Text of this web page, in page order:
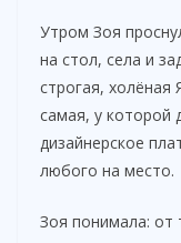
Утром Зоя
на стол, села и
строгая,
самая, у которой
дизайнерское
любого на место.
Зоя понимала: от